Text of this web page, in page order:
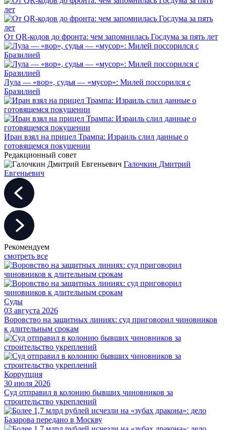
От QR-кодов до фронта: чем запомнилась Госдума за пять лет
Лула — «вор», судья — «мусор»: Милей поссорился с
Бразилией
Иран взял на прицел Трампа: Израиль слил данные о
готовящемся покушении
Редакционный совет
Галочкин Дмитрий
Евгеньевич
Рекомендуем
смотреть все
Суды
03 августа 2026
Воровство на защитных линиях: суд приговорил чиновников
к длительным срокам
Коррупция
30 июля 2026
Суд отправил в колонию бывших чиновников за
строительство укреплений